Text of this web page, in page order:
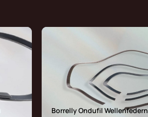
Borrelly Ondufil Wellenfedern